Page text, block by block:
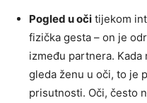
Pogled u oči tijekom
fizička gesta – on je
između partnera.
gleda ženu u oči, to je
prisutnosti. Oči, često